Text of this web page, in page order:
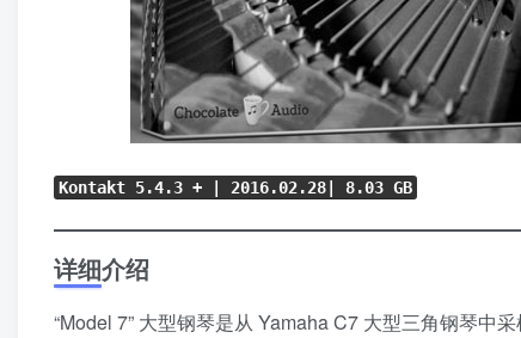
Kontakt 5.4.3 + | 2016.02.28 | 8.03 GB
详细介绍
“Model 7” 大型钢琴是从 Yamaha C7 大型三角钢琴中